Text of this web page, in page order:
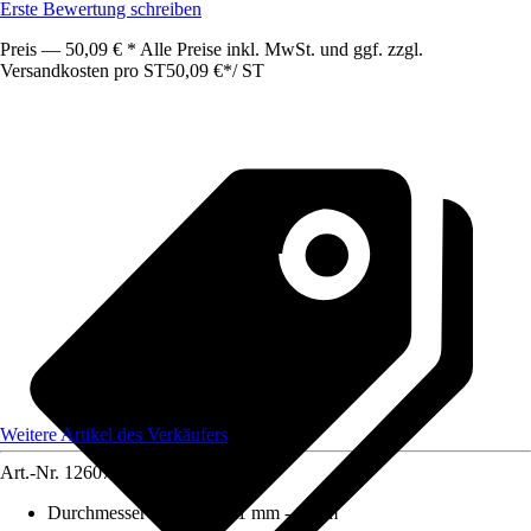
Erste Bewertung schreiben
Preis — 50,09 € * Alle Preise inkl. MwSt. und ggf. zzgl.
Versandkosten pro ST50,09 €*/ ST
Weitere Artikel des Verkäufers
Art.-Nr. 12607837
Durchmesser (von - bis)
1 mm - 1 mm